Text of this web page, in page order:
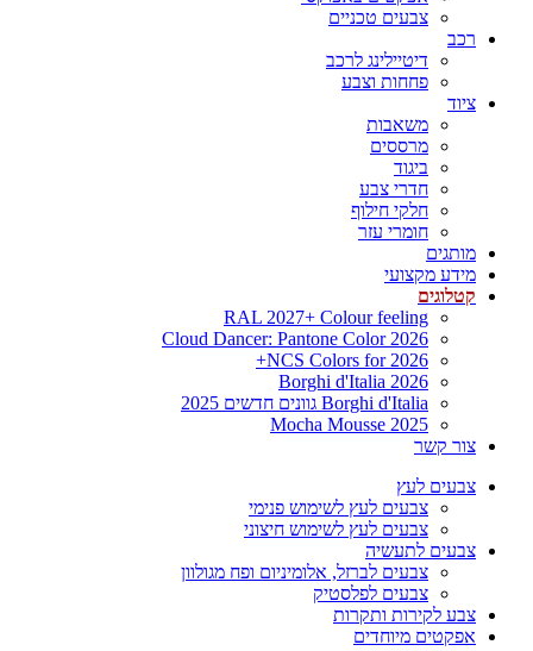
צבעים טכניים
רכב
דיטיילינג לרכב
פחחות וצבע
ציוד
משאבות
מרססים
ביגוד
חדרי צבע
חלקי חילוף
חומרי עזר
מותגים
מידע מקצועי
קטלוגים
RAL 2027+ Colour feeling
Cloud Dancer: Pantone Color 2026
NCS Colors for 2026+
Borghi d'Italia 2026
Borghi d'Italia גוונים חדשים 2025
Mocha Mousse 2025
צור קשר
צבעים לעץ
צבעים לעץ לשימוש פנימי
צבעים לעץ לשימוש חיצוני
צבעים לתעשיה
צבעים לברזל, אלומיניום ופח מגולוון
צבעים לפלסטיק
צבע לקירות ותקרות
אפקטים מיוחדים